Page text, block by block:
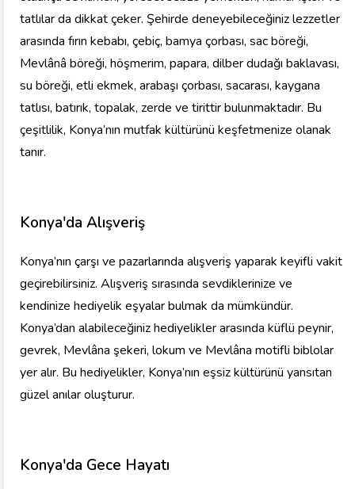
tatlılar da dikkat çeker. Şehirde deneyebileceğiniz lezzetler
arasında fırın kebabı, çebiç, bamya çorbası, sac böreği,
Mevlânâ böreği, höşmerim, papara, dilber dudağı baklavası,
su böreği, etli ekmek, arabaşı çorbası, sacarası, kaygana
tatlısı, batırık, topalak, zerde ve tirittir bulunmaktadır. Bu
çeşitlilik, Konya’nın mutfak kültürünü keşfetmenize olanak
tanır.
Konya'da Alışveriş
Konya’nın çarşı ve pazarlarında alışveriş yaparak keyifli vakit
geçirebilirsiniz. Alışveriş sırasında sevdiklerinize ve
kendinize hediyelik eşyalar bulmak da mümkündür.
Konya’dan alabileceğiniz hediyelikler arasında küflü peynir,
gevrek, Mevlâna şekeri, lokum ve Mevlâna motifli biblolar
yer alır. Bu hediyelikler, Konya’nın eşsiz kültürünü yansıtan
güzel anılar oluşturur.
Konya'da Gece Hayatı